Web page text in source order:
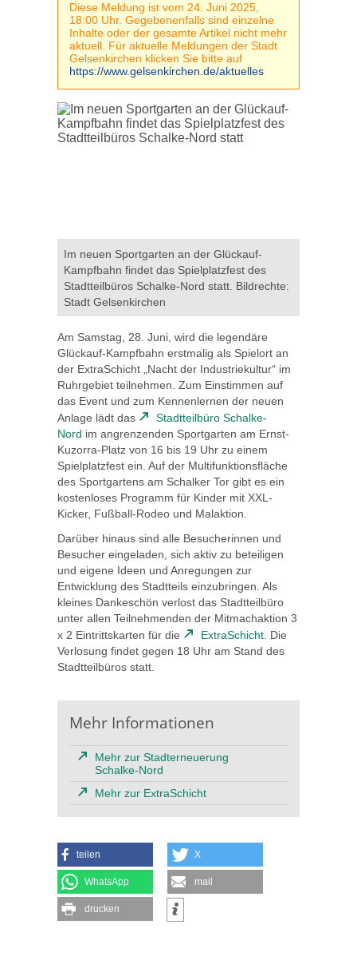
Diese Meldung ist vom 24. Juni 2025,
18:00 Uhr. Gegebenenfalls sind einzelne
Inhalte oder der gesamte Artikel nicht mehr
aktuell. Für aktuelle Meldungen der Stadt
Gelsenkirchen klicken Sie bitte auf
https://www.gelsenkirchen.de/aktuelles
Im neuen Sportgarten an der Glückauf-
Kampfbahn findet das Spielplatzfest des
Stadtteilbüros Schalke-Nord statt. Bildrechte:
Stadt Gelsenkirchen
Am Samstag, 28. Juni, wird die legendäre
Glückauf-Kampfbahn erstmalig als Spielort an
der ExtraSchicht „Nacht der Industriekultur“ im
Ruhrgebiet teilnehmen. Zum Einstimmen auf
das Event und zum Kennenlernen der neuen
Anlage lädt das
Stadtteilbüro Schalke-
Nord im angrenzenden Sportgarten am Ernst-
Kuzorra-Platz von 16 bis 19 Uhr zu einem
Spielplatzfest ein. Auf der Multifunktionsfläche
des Sportgartens am Schalker Tor gibt es ein
kostenloses Programm für Kinder mit XXL-
Kicker, Fußball-Rodeo und Malaktion.
Darüber hinaus sind alle Besucherinnen und
Besucher eingeladen, sich aktiv zu beteiligen
und eigene Ideen und Anregungen zur
Entwicklung des Stadtteils einzubringen. Als
kleines Dankeschön verlost das Stadtteilbüro
unter allen Teilnehmenden der Mitmachaktion 3
x 2 Eintrittskarten für die
ExtraSchicht . Die
Verlosung findet gegen 18 Uhr am Stand des
Stadtteilbüros statt.
Mehr Informationen
Mehr zur Stadterneuerung
Schalke-Nord
Mehr zur ExtraSchicht
teilen X
WhatsApp mail
drucken